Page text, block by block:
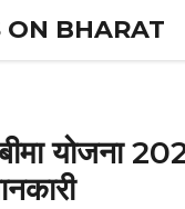
ON BHARAT
योजना